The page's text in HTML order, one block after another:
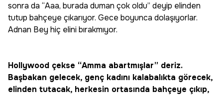
sonra da “Aaa, burada duman çok oldu” deyip elinden
tutup bahçeye çıkarıyor. Gece boyunca dolaşıyorlar.
Adnan Bey hiç elini bırakmıyor.
Hollywood çekse “Amma abartmışlar” deriz.
Başbakan gelecek, genç kadını kalabalıkta görecek,
elinden tutacak, herkesin ortasında bahçeye çıkıp,